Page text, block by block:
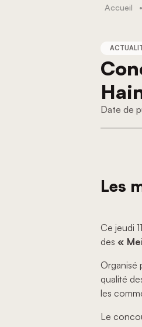
Accueil •
Les
Ce jeudi
des «
Organisé
qualité
les
Le